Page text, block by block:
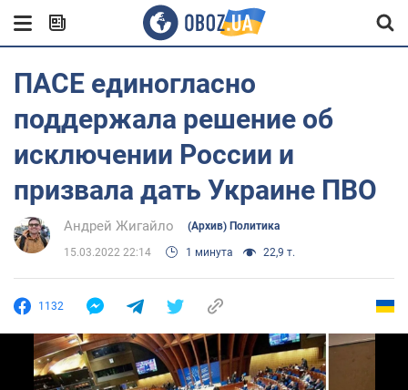
ПАСЕ единогласно
поддержала решение об
исключении России и
призвала дать Украине ПВО
Андрей Жигайло (Архив) Политика
15.03.2022 22:14 1 минута 22,9 т.
1132